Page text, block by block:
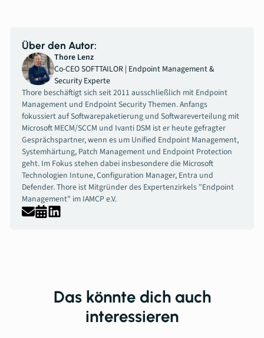
Über den Autor:
Thore Lenz
Co-CEO SOFTTAILOR | Endpoint Management &
Security Experte
Thore beschäftigt sich seit 2011 ausschließlich mit Endpoint
Management und Endpoint Security Themen. Anfangs
fokussiert auf Softwarepaketierung und Softwareverteilung mit
Microsoft MECM/SCCM und Ivanti DSM ist er heute gefragter
Gesprächspartner, wenn es um Unified Endpoint Management,
Systemhärtung, Patch Management und Endpoint Protection
geht. Im Fokus stehen dabei insbesondere die Microsoft
Technologien Intune, Configuration Manager, Entra und
Defender. Thore ist Mitgründer des Expertenzirkels "Endpoint
Management" im IAMCP e.V.
Das könnte dich auch
interessieren